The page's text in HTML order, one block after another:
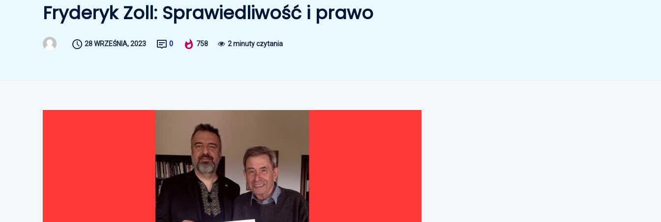
Fryderyk Zoll: Sprawiedliwość i prawo
28 WRZEŚNIA, 2023 0 758 2 minuty czytania